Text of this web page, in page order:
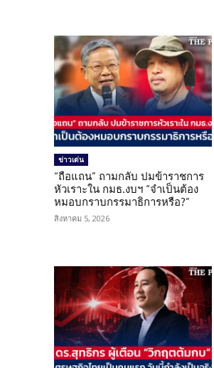
ข่าวเด่น
“ถือแถน” ถามกลับ ปมข้าราชการ
หัวเราะใน กมธ.งบฯ “จำเป็นต้อง
หมอบกราบกรรมาธิการหรือ?”
สิงหาคม 5, 2026